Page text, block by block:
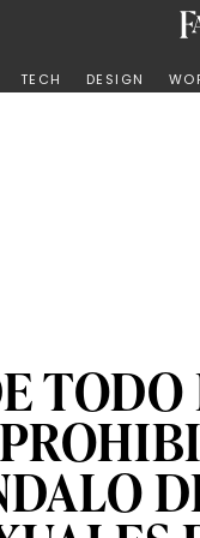
TECH DESIGN